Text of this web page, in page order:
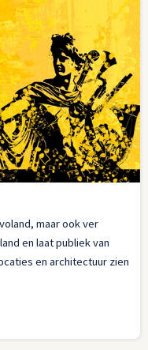
maar ook ver
en laat publiek van
en architectuur zien